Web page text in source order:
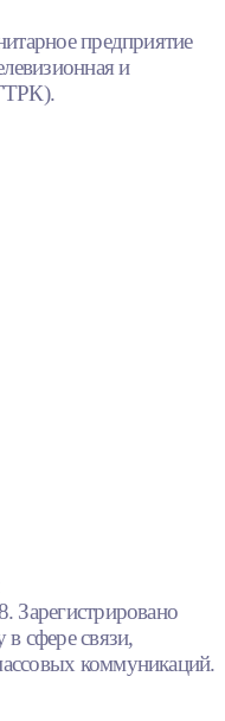
предприятие
и
сфере связи,
коммуникаций.